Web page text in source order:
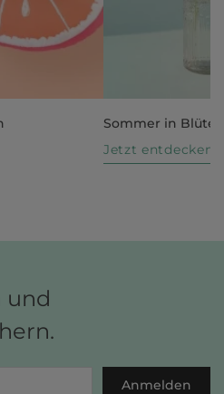
Sommer in Blüte
Jetzt entdecken
und
Anmelden